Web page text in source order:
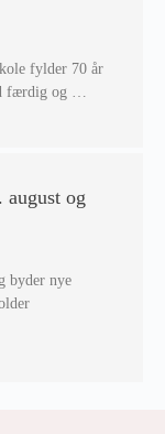
fylder 70 år
færdig og …
august og
byder nye